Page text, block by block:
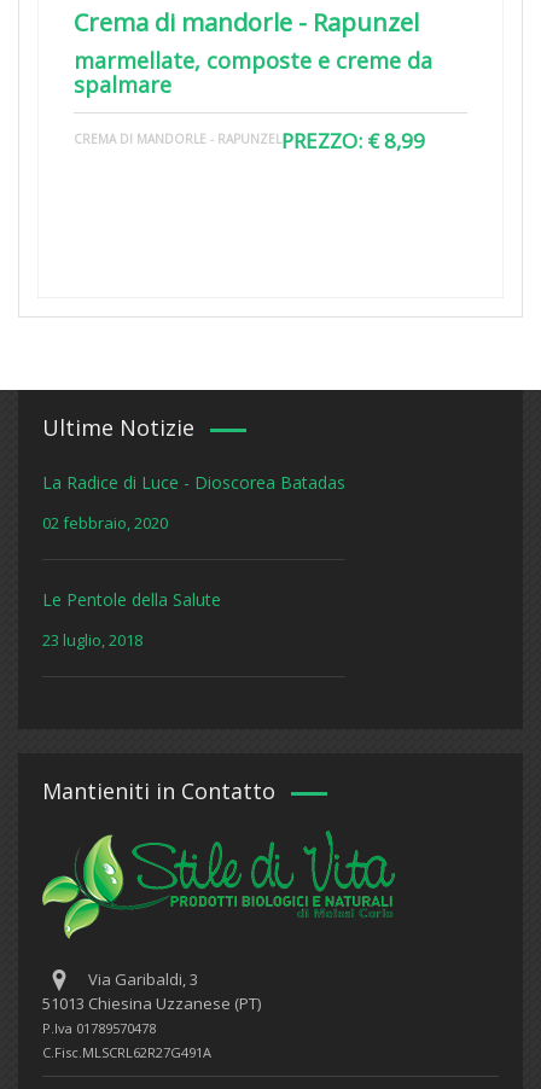
Crema di mandorle - Rapunzel
marmellate, composte e creme da
spalmare
CREMA DI MANDORLE - RAPUNZELPREZZO: € 8,99
Ultime Notizie
La Radice di Luce - Dioscorea Batadas
02 febbraio, 2020
Le Pentole della Salute
23 luglio, 2018
Mantieniti in Contatto
Via Garibaldi, 3
51013 Chiesina Uzzanese (PT)
P.Iva 01789570478
C.Fisc.MLSCRL62R27G491A